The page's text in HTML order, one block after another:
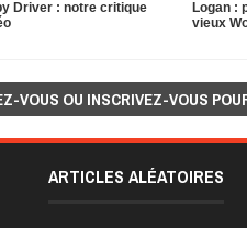
Driver : notre critique
Logan :
vieux
VOUS OU INSCRIVEZ-VOUS
ARTICLES ALÉATOIRES